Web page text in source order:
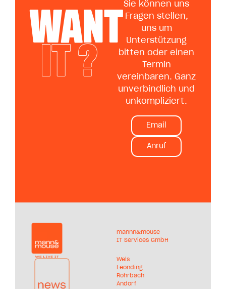
WANT
IT ?
Sie können uns
Fragen stellen,
uns um
Unterstützung
bitten oder einen
Termin
vereinbaren. Ganz
unverbindlich und
unkompliziert.
Email
Anruf
mannn&mouse
IT Services GmbH
Wels
Leonding
Rohrbach
Andorf